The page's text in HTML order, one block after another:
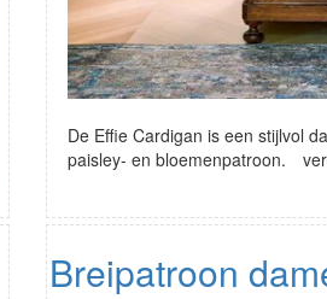
De Effie Cardigan is een stijlvol
paisley- en bloemenpatroon.
Breipatroon